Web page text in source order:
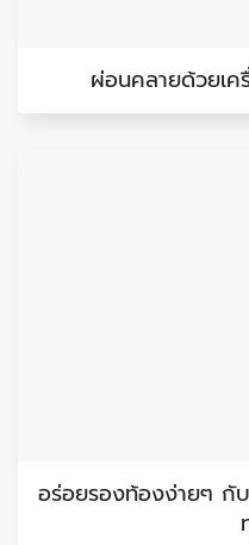
ผ่อนคลายด้วยเค
อร่อยรองท้องง่ายๆ กั